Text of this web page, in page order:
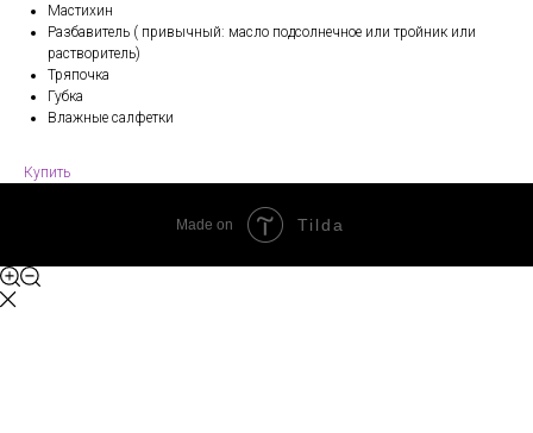
Мастихин
Разбавитель ( привычный: масло подсолнечное или тройник или
растворитель)
Тряпочка
Губка
Влажные салфетки
Купить
Made on Tilda